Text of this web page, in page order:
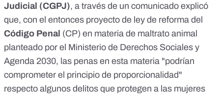
Judicial (CGPJ), a través de un comunicado explicó
que, con el entonces proyecto de ley de reforma del
Código Penal (CP) en materia de maltrato animal
planteado por el Ministerio de Derechos Sociales y
Agenda 2030, las penas en esta materia "podrían
comprometer el principio de proporcionalidad"
respecto algunos delitos que protegen a las mujeres